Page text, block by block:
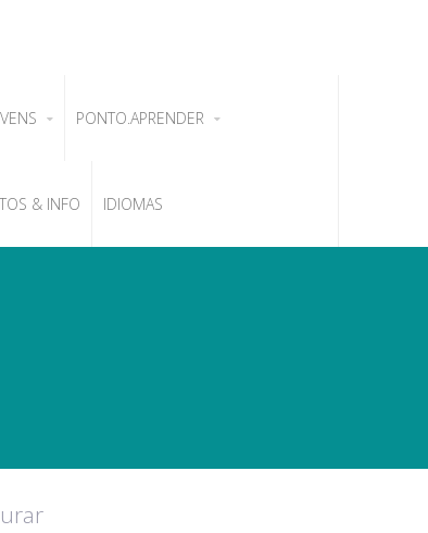
PONTO.APRENDER
& INFO IDIOMAS